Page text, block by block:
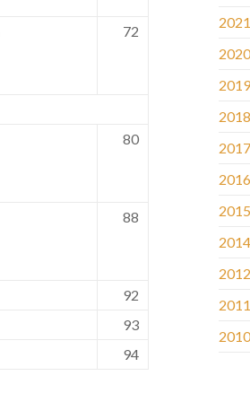
72
80
88
92
93
94
2021
2020
2019
2018
2017
2016
2015
2014
2012
2011
2010